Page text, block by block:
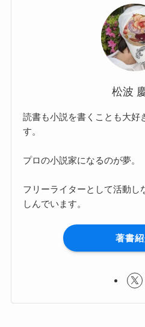
松波
読書も小説を書くことも大好
す。
プロの小説家になるのが夢。
フリーライターとして活動し
しんでいます。
著書